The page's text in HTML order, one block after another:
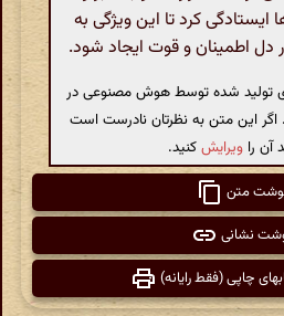
ایستادگی کرد تا این ویژگی به
دل اطمینان و قوت ایجاد شود.
تولید شده توسط هوش مصنوعی در
اگر این متن به نظرتان نادرست است
آن را ویرایشکنید.
متن
نشانی
چاپی (فقط رایانه)